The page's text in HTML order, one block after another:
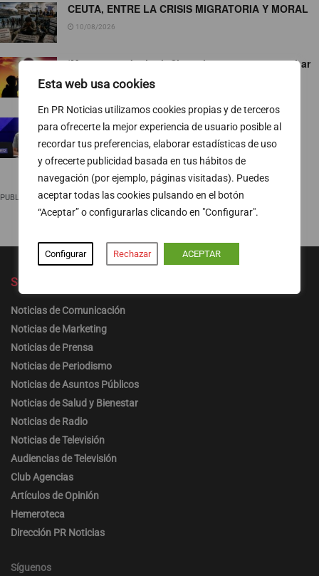
Esta web usa cookies
En PR Noticias utilizamos cookies propias y de terceros
para ofrecerte la mejor experiencia de usuario posible al
recordar tus preferencias, elaborar estadísticas de uso
y ofrecerte publicidad basada en tus hábitos de
navegación (por ejemplo, páginas visitadas). Puedes
aceptar todas las cookies pulsando en el botón
“Aceptar” o configurarlas clicando en "Configurar".
Configurar Rechazar ACEPTAR
CEUTA, ENTRE LA CRISIS MIGRATORIA Y MORAL
10/08/2026
‘Moment marketing’: Siete claves para aprovechar
el eclipse de manera responsable
Pedro Blanco gana peso en la SER
10/08/2026
PUBLICIDAD
Secciones
Noticias de Comunicación
Noticias de Marketing
Noticias de Prensa
Noticias de Periodismo
Noticias de Asuntos Públicos
Noticias de Salud y Bienestar
Noticias de Radio
Noticias de Televisión
Audiencias de Televisión
Club Agencias
Artículos de Opinión
Hemeroteca
Dirección PR Noticias
Síguenos